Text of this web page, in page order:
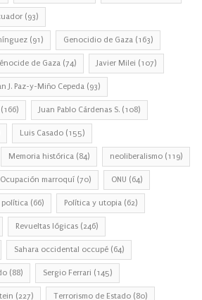
(93)
(91) Genocidio de Gaza (163)
de Gaza (74) Javier Milei (107)
J. Paz-y-Miño Cepeda (93)
(166) Juan Pablo Cárdenas S. (108)
Luis Casado (155)
Memoria histórica (84) neoliberalismo (119)
Ocupación marroquí (70) ONU (64)
política (66) Política y utopia (62)
Revueltas lógicas (246)
Sahara occidental occupé (64)
(88) Sergio Ferrari (145)
(227) Terrorismo de Estado (80)